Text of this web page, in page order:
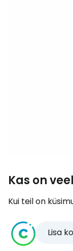
Kas on
Kui teil on
Lisa